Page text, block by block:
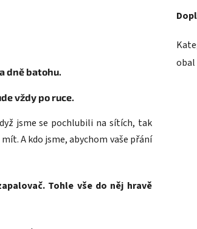
dně batohu.
vždy po ruce.
jsme se pochlubili na sítích, tak
A kdo jsme, abychom vaše přání
Tohle vše do něj hravě
obal